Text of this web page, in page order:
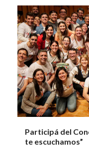
Participá del
te escuchamos”